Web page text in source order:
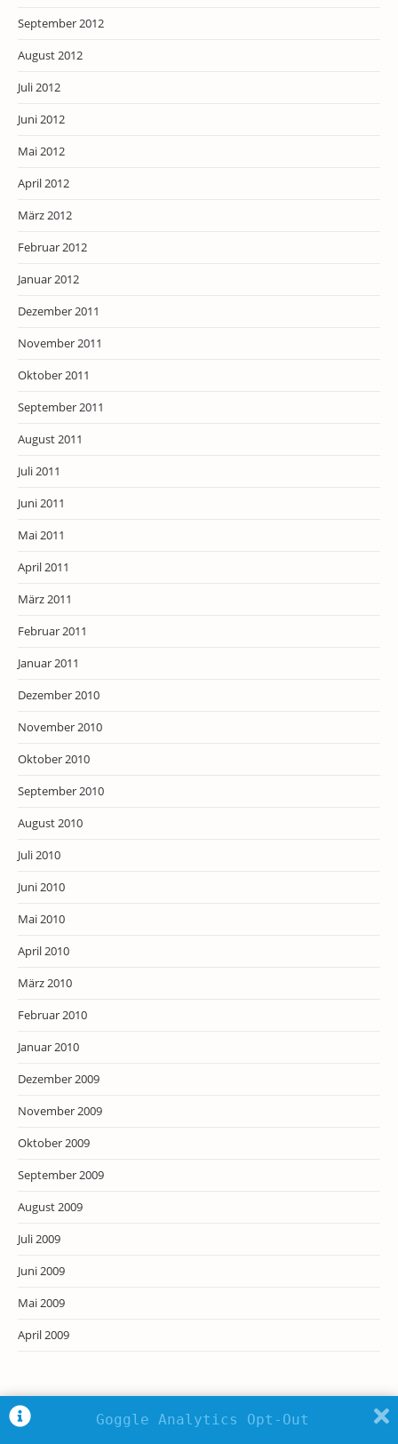
September 2012
August 2012
Juli 2012
Juni 2012
Mai 2012
April 2012
März 2012
Februar 2012
Januar 2012
Dezember 2011
November 2011
Oktober 2011
September 2011
August 2011
Juli 2011
Juni 2011
Mai 2011
April 2011
März 2011
Februar 2011
Januar 2011
Dezember 2010
November 2010
Oktober 2010
September 2010
August 2010
Juli 2010
Juni 2010
Mai 2010
April 2010
März 2010
Februar 2010
Januar 2010
Dezember 2009
November 2009
Oktober 2009
September 2009
August 2009
Juli 2009
Juni 2009
Mai 2009
April 2009
Goggle Analytics Opt-Out